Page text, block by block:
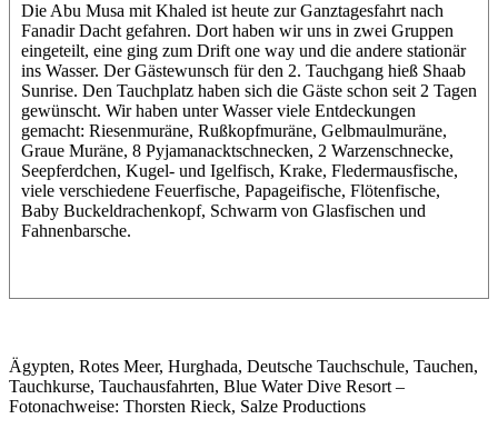
Die Abu Musa mit Khaled ist heute zur Ganztagesfahrt nach
Fanadir Dacht gefahren. Dort haben wir uns in zwei Gruppen
eingeteilt, eine ging zum Drift one way und die andere stationär
ins Wasser. Der Gästewunsch für den 2. Tauchgang hieß Shaab
Sunrise. Den Tauchplatz haben sich die Gäste schon seit 2 Tagen
gewünscht. Wir haben unter Wasser viele Entdeckungen
gemacht: Riesenmuräne, Rußkopfmuräne, Gelbmaulmuräne,
Graue Muräne, 8 Pyjamanacktschnecken, 2 Warzenschnecke,
Seepferdchen, Kugel- und Igelfisch, Krake, Fledermausfische,
viele verschiedene Feuerfische, Papageifische, Flötenfische,
Baby Buckeldrachenkopf, Schwarm von Glasfischen und
Fahnenbarsche.
Ägypten, Rotes Meer, Hurghada, Deutsche Tauchschule, Tauchen,
Tauchkurse, Tauchausfahrten, Blue Water Dive Resort –
Fotonachweise: Thorsten Rieck, Salze Productions